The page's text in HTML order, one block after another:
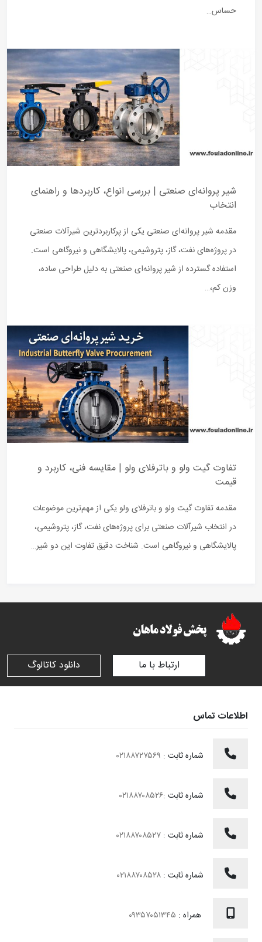
حساس…
شیر پروانه‌ای صنعتی | بررسی انواع، کاربردها و راهنمای
انتخاب
مقدمه شیر پروانه‌ای صنعتی یکی از پرکاربردترین شیرآلات صنعتی
در پروژه‌های نفت، گاز، پتروشیمی، پالایشگاهی و نیروگاهی است.
استفاده گسترده از شیر پروانه‌ای صنعتی به دلیل طراحی ساده،
وزن کم،…
تفاوت گیت ولو و باترفلای ولو | مقایسه فنی، کاربرد و
قیمت
مقدمه تفاوت گیت ولو و باترفلای ولو یکی از مهم‌ترین موضوعات
در انتخاب شیرآلات صنعتی برای پروژه‌های نفت، گاز، پتروشیمی،
پالایشگاهی و نیروگاهی است. شناخت دقیق تفاوت این دو شیر…
ارتباط با ما دانلود کاتالوگ
اطلاعات تماس
شماره ثابت :
شماره ثابت :۰۲۱۸۸۷۰۸۵۲۶
شماره ثابت :
شماره ثابت :
همراه :